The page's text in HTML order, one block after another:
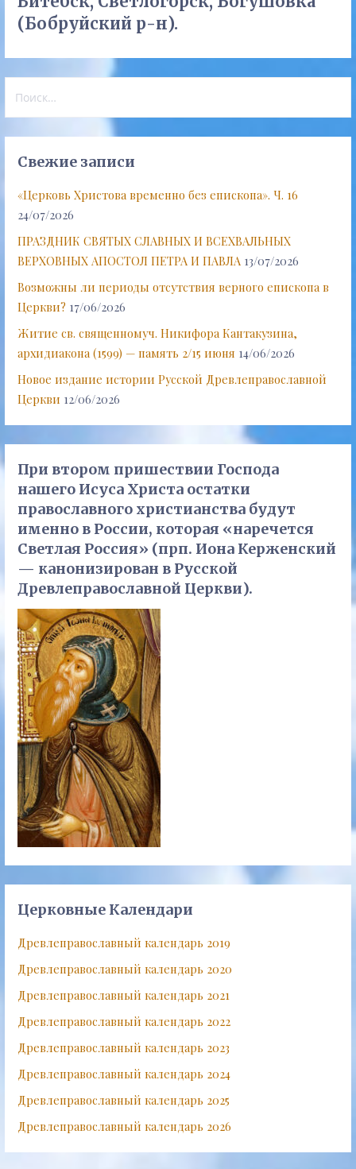
(Бобруйский р-н).
Свежие записи
«Церковь Христова временно без епископа». Ч. 16
24/07/2026
ПРАЗДНИК СВЯТЫХ СЛАВНЫХ И ВСЕХВАЛЬНЫХ
ВЕРХОВНЫХ АПОСТОЛ ПЕТРА И ПАВЛА 13/07/2026
Возможны ли периоды отсутствия верного епископа в
Церкви? 17/06/2026
Житие св. священномуч. Никифора Кантакузина,
архидиакона (1599) — память 2/15 июня 14/06/2026
Новое издание истории Русской Древлеправославной
Церкви 12/06/2026
При втором пришествии Господа
нашего Исуса Христа остатки
православного христианства будут
именно в России, которая «наречется
Светлая Россия» (прп. Иона Керженский
— канонизирован в Русской
Древлеправославной Церкви).
Церковные Календари
Древлеправославный календарь 2019
Древлеправославный календарь 2020
Древлеправославный календарь 2021
Древлеправославный календарь 2022
Древлеправославный календарь 2023
Древлеправославный календарь 2024
Древлеправославный календарь 2025
Древлеправославный календарь 2026